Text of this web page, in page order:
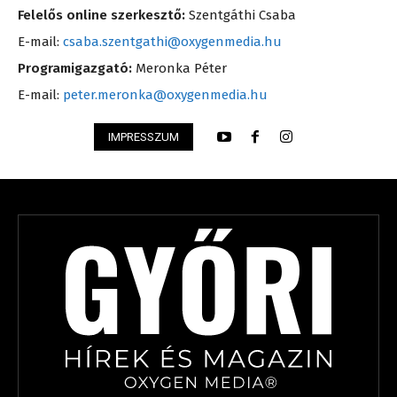
Felelős online szerkesztő: Szentgáthi Csaba
E-mail: csaba.szentgathi@oxygenmedia.hu
Programigazgató: Meronka Péter
E-mail: peter.meronka@oxygenmedia.hu
IMPRESSZUM